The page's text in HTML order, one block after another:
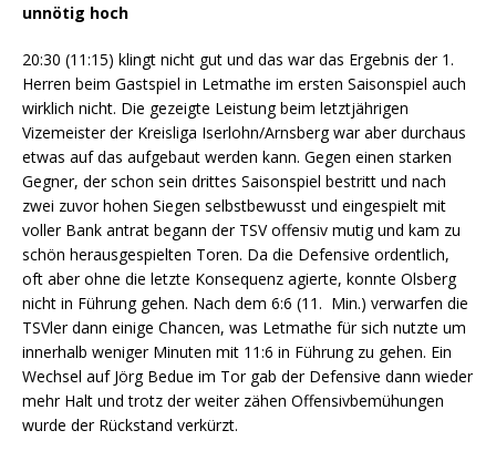
unnötig hoch
20:30 (11:15) klingt nicht gut und das war das Ergebnis der 1.
Herren beim Gastspiel in Letmathe im ersten Saisonspiel auch
wirklich nicht. Die gezeigte Leistung beim letztjährigen
Vizemeister der Kreisliga Iserlohn/Arnsberg war aber durchaus
etwas auf das aufgebaut werden kann. Gegen einen starken
Gegner, der schon sein drittes Saisonspiel bestritt und nach
zwei zuvor hohen Siegen selbstbewusst und eingespielt mit
voller Bank antrat begann der TSV offensiv mutig und kam zu
schön herausgespielten Toren. Da die Defensive ordentlich,
oft aber ohne die letzte Konsequenz agierte, konnte Olsberg
nicht in Führung gehen. Nach dem 6:6 (11. Min.) verwarfen die
TSVler dann einige Chancen, was Letmathe für sich nutzte um
innerhalb weniger Minuten mit 11:6 in Führung zu gehen. Ein
Wechsel auf Jörg Bedue im Tor gab der Defensive dann wieder
mehr Halt und trotz der weiter zähen Offensivbemühungen
wurde der Rückstand verkürzt.